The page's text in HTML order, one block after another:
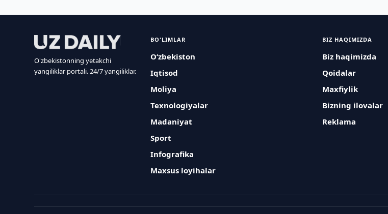
O'zbekistonning yetakchi
yangiliklar portali. 24/7 yangiliklar.
BO'LIMLAR
O‘zbekiston
Iqtisod
Moliya
Texnologiyalar
Madaniyat
Sport
Infografika
Maxsus loyihalar
BIZ HAQIMIZDA
Biz haqimizda
Qoidalar
Maxfiylik
Bizning ilovalar
Reklama